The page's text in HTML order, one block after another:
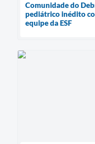
Comunidade do
pediátrico inédito
equipe da ESF